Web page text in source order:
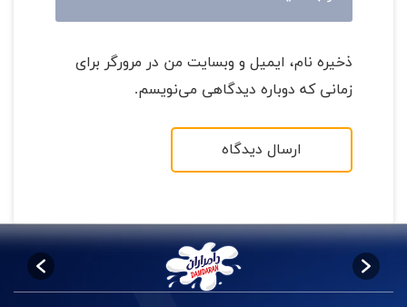
ذخیره نام، ایمیل و وبسایت من در مرورگر برای
زمانی که دوباره دیدگاهی می‌نویسم.